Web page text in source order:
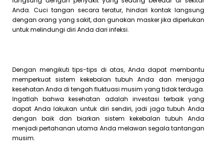
Anda. Cuci tangan secara teratur, hindari kontak langsung
dengan orang yang sakit, dan gunakan masker jika diperlukan
untuk melindungi diri Anda dari infeksi.
Dengan mengikuti tips-tips di atas, Anda dapat membantu
memperkuat sistem kekebalan tubuh Anda dan menjaga
kesehatan Anda di tengah fluktuasi musim yang tidak terduga.
Ingatlah bahwa kesehatan adalah investasi terbaik yang
dapat Anda lakukan untuk diri sendiri, jadi jaga tubuh Anda
dengan baik dan biarkan sistem kekebalan tubuh Anda
menjadi pertahanan utama Anda melawan segala tantangan
musim.